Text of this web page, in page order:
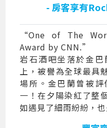
- 房客享有
“One of The
Award by CNN.”
岩石酒吧坐落於金
上，被譽為全球最具
場所。金巴蘭曾被
一！在夕陽染紅了整
如遇見了細雨紛紛，